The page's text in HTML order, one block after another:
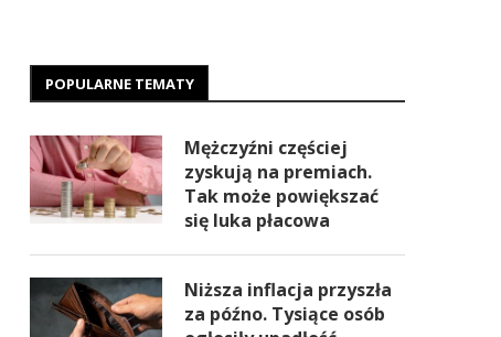
POPULARNE TEMATY
Mężczyźni częściej
zyskują na premiach.
Tak może powiększać
się luka płacowa
Niższa inflacja przyszła
za późno. Tysiące osób